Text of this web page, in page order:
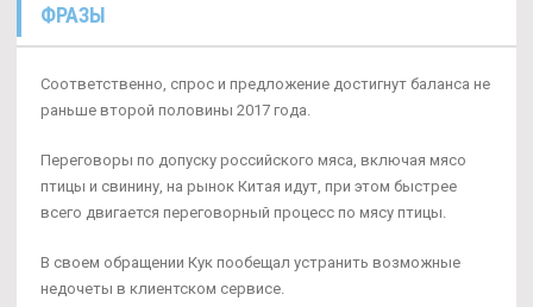
ФРАЗЫ
Соответственно, спрос и предложение достигнут баланса не
раньше второй половины 2017 года.
Переговоры по допуску российского мяса, включая мясо
птицы и свинину, на рынок Китая идут, при этом быстрее
всего двигается переговорный процесс по мясу птицы.
В своем обращении Кук пообещал устранить возможные
недочеты в клиентском сервисе.